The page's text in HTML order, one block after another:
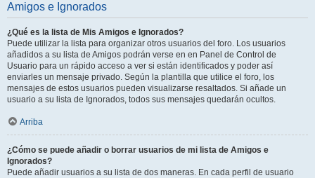
Amigos e Ignorados
¿Qué es la lista de Mis Amigos e Ignorados?
Puede utilizar la lista para organizar otros usuarios del foro. Los usuarios
añadidos a su lista de Amigos podrán verse en en Panel de Control de
Usuario para un rápido acceso a ver si están identificados y poder así
enviarles un mensaje privado. Según la plantilla que utilice el foro, los
mensajes de estos usuarios pueden visualizarse resaltados. Si añade un
usuario a su lista de Ignorados, todos sus mensajes quedarán ocultos.
Arriba
¿Cómo se puede añadir o borrar usuarios de mi lista de Amigos e
Ignorados?
Puede añadir usuarios a su lista de dos maneras. En cada perfil de usuario